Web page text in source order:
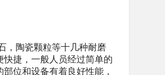
，陶瓷颗粒等十几种耐磨
捷，一般人员经过简单的
位和设备有着良好性能，